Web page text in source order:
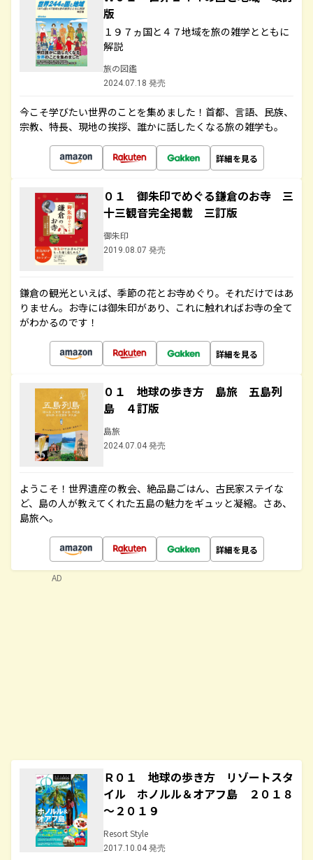
版
１９７ヵ国と４７地域を旅の雑学とともに
解説
旅の図鑑
2024.07.18 発売
今こそ学びたい世界のことを集めました！首都、言語、民族、
宗教、特長、現地の挨拶、誰かに話したくなる旅の雑学も。
詳細を見る
０１ 御朱印でめぐる鎌倉のお寺 三
十三観音完全掲載 三訂版
御朱印
2019.08.07 発売
鎌倉の観光といえば、季節の花とお寺めぐり。それだけではあ
りません。お寺には御朱印があり、これに触れればお寺の全て
がわかるのです！
詳細を見る
０１ 地球の歩き方 島旅 五島列
島 ４訂版
島旅
2024.07.04 発売
ようこそ！世界遺産の教会、絶品島ごはん、古民家ステイな
ど、島の人が教えてくれた五島の魅力をギュッと凝縮。さあ、
島旅へ。
詳細を見る
Ｒ０１ 地球の歩き方 リゾートスタ
イル ホノルル＆オアフ島 ２０１８
～２０１９
Resort Style
2017.10.04 発売
AD